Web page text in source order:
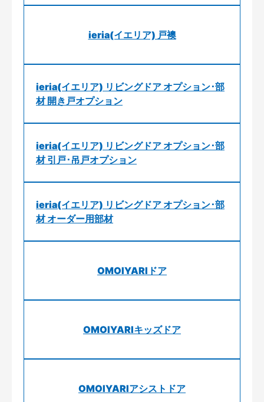
ieria(イエリア) 戸襖
ieria(イエリア) リビングドア オプション･部
材 開き戸オプション
ieria(イエリア) リビングドア オプション･部
材 引戸･吊戸オプション
ieria(イエリア) リビングドア オプション･部
材 オーダー用部材
OMOIYARIドア
OMOIYARIキッズドア
OMOIYARIアシストドア